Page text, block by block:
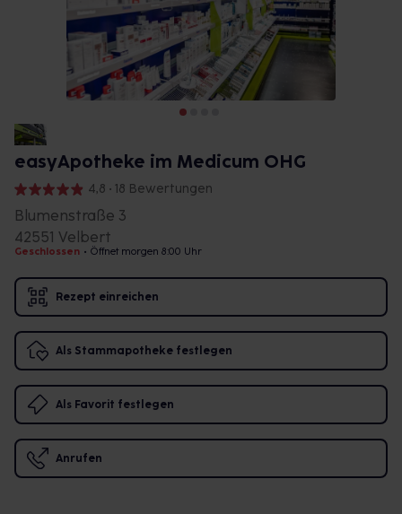
easyApotheke im Medicum OHG
4,8 • 18 Bewertungen
Blumenstraße 3
42551 Velbert
Geschlossen • Öffnet morgen 8:00 Uhr
Rezept einreichen
Als Stammapotheke festlegen
Als Favorit festlegen
Anrufen